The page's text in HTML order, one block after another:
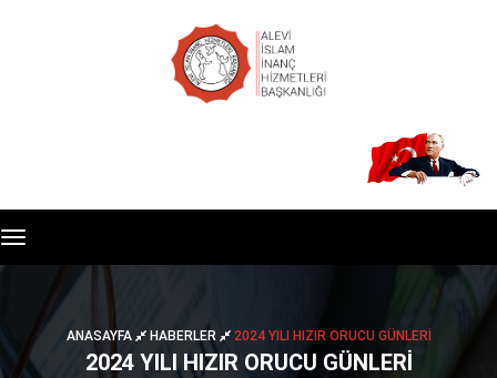
Toggle
navigation
ANASAYFA HABERLER 2024 YILI HIZIR ORUCU GÜNLERI
2024 YILI HIZIR ORUCU GÜNLERI